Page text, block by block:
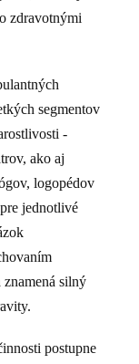
zdravotnými
segmentov
-
ako aj
logopédov
jednotlivé
silný
postupne